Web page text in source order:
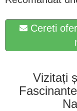
Cereti
Vizitați